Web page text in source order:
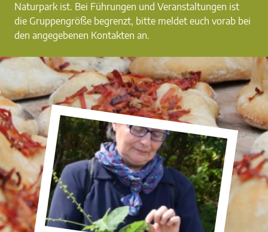
Naturpark ist. Bei Führungen und Veranstaltungen ist
die Gruppengröße begrenzt, bitte meldet euch vorab bei
den angegebenen Kontakten an.